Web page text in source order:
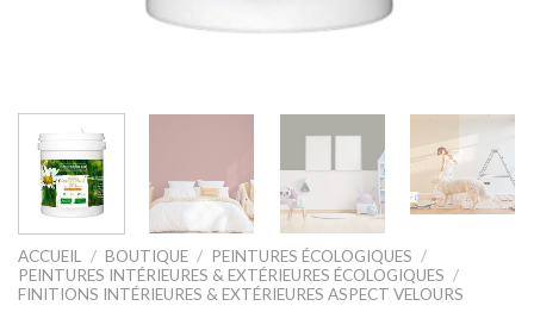
ACCUEIL / BOUTIQUE / PEINTURES ÉCOLOGIQUES /
PEINTURES INTÉRIEURES & EXTÉRIEURES ÉCOLOGIQUES /
FINITIONS INTÉRIEURES & EXTÉRIEURES ASPECT VELOURS